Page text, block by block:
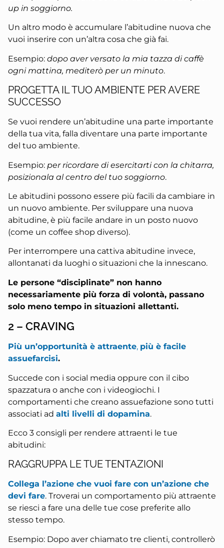
up in soggiorno.
Un altro modo è accumulare l’abitudine nuova che
vuoi inserire con un’altra cosa che già fai.
Esempio: dopo aver versato la mia tazza di caffè
ogni mattina, mediterò per un minuto.
PROGETTA IL TUO AMBIENTE PER AVERE
SUCCESSO
Se vuoi rendere un’abitudine una parte importante
della tua vita, falla diventare una parte importante
del tuo ambiente.
Esempio: per ricordare di esercitarti con la chitarra,
posizionala al centro del tuo soggiorno.
Le abitudini possono essere più facili da cambiare in
un nuovo ambiente. Per sviluppare una nuova
abitudine, è più facile andare in un posto nuovo
(come un coffee shop diverso).
Per interrompere una cattiva abitudine invece,
allontanati da luoghi o situazioni che la innescano.
Le persone “disciplinate” non hanno
necessariamente più forza di volontà, passano
solo meno tempo in situazioni allettanti.
2 – CRAVING
Più un’opportunità è attraente, più è facile
assuefarcisi.
Succede con i social media oppure con il cibo
spazzatura o anche con i videogiochi. I
comportamenti che creano assuefazione sono tutti
associati ad alti livelli di dopamina.
Ecco 3 consigli per rendere attraenti le tue
abitudini:
RAGGRUPPA LE TUE TENTAZIONI
Collega l’azione che vuoi fare con un’azione che
devi fare. Troverai un comportamento più attraente
se riesci a fare una delle tue cose preferite allo
stesso tempo.
Esempio: Dopo aver chiamato tre clienti, controllerò